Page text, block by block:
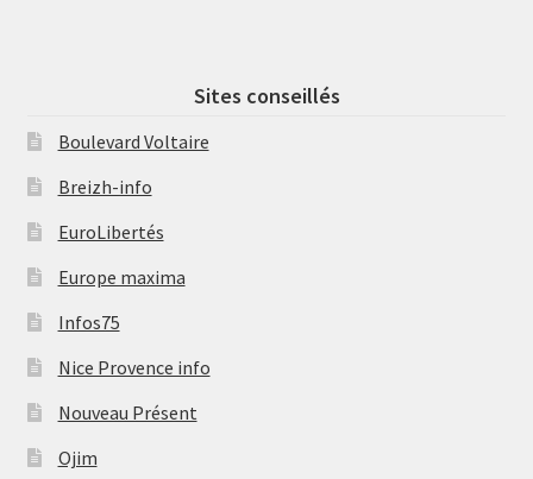
Sites conseillés
Boulevard Voltaire
Breizh-info
EuroLibertés
Europe maxima
Infos75
Nice Provence info
Nouveau Présent
Ojim